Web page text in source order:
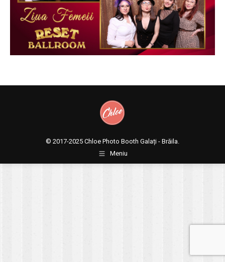
© 2017-2025 Chloe Photo Booth Galați - Brăila.
Meniu